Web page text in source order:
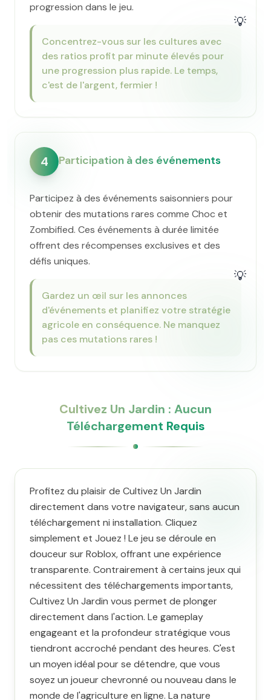
progression dans le jeu.
💡
Concentrez-vous sur les cultures avec
des ratios profit par minute élevés pour
une progression plus rapide. Le temps,
c'est de l'argent, fermier !
4 Participation à des événements
Participez à des événements saisonniers pour
obtenir des mutations rares comme Choc et
Zombified. Ces événements à durée limitée
offrent des récompenses exclusives et des
défis uniques.
💡
Gardez un œil sur les annonces
d'événements et planifiez votre stratégie
agricole en conséquence. Ne manquez
pas ces mutations rares !
Cultivez Un Jardin : Aucun
Téléchargement Requis
Profitez du plaisir de Cultivez Un Jardin
directement dans votre navigateur, sans aucun
téléchargement ni installation. Cliquez
simplement et Jouez ! Le jeu se déroule en
douceur sur Roblox, offrant une expérience
transparente. Contrairement à certains jeux qui
nécessitent des téléchargements importants,
Cultivez Un Jardin vous permet de plonger
directement dans l'action. Le gameplay
engageant et la profondeur stratégique vous
tiendront accroché pendant des heures. C'est
un moyen idéal pour se détendre, que vous
soyez un joueur chevronné ou nouveau dans le
monde de l'agriculture en ligne. La nature